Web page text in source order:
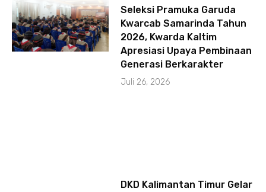
Seleksi Pramuka Garuda
Kwarcab Samarinda Tahun
2026, Kwarda Kaltim
Apresiasi Upaya Pembinaan
Generasi Berkarakter
Juli 26, 2026
DKD Kalimantan Timur Gelar